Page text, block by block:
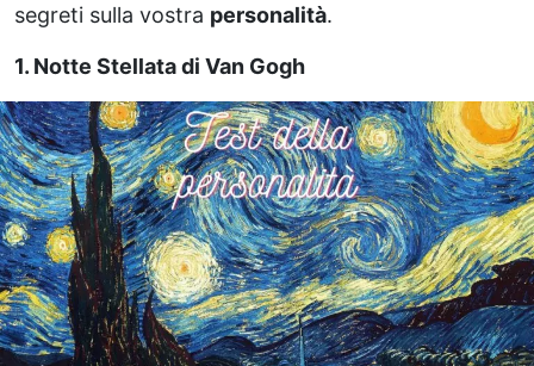
segreti sulla vostra personalità.
1. Notte Stellata di Van Gogh